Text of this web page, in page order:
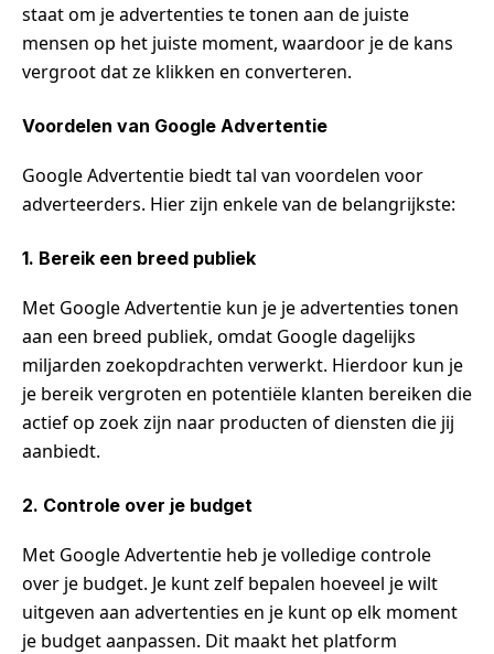
staat om je advertenties te tonen aan de juiste
mensen op het juiste moment, waardoor je de kans
vergroot dat ze klikken en converteren.
Voordelen van Google Advertentie
Google Advertentie biedt tal van voordelen voor
adverteerders. Hier zijn enkele van de belangrijkste:
1. Bereik een breed publiek
Met Google Advertentie kun je je advertenties tonen
aan een breed publiek, omdat Google dagelijks
miljarden zoekopdrachten verwerkt. Hierdoor kun je
je bereik vergroten en potentiële klanten bereiken die
actief op zoek zijn naar producten of diensten die jij
aanbiedt.
2. Controle over je budget
Met Google Advertentie heb je volledige controle
over je budget. Je kunt zelf bepalen hoeveel je wilt
uitgeven aan advertenties en je kunt op elk moment
je budget aanpassen. Dit maakt het platform